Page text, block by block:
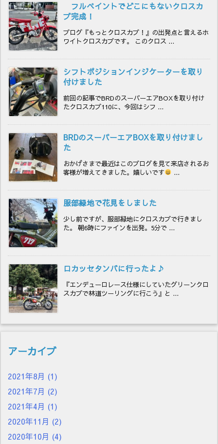
フルペイントでどこにもないクロスカ
ブ完成！
ブログ『もっとクロスカブ！』の出発点と言えるホ
ワイトクロスカブです。 このクロス ...
シフトポジションインジケーターを取り
付けました
前回の記事でBRDのスーパーエアBOXを取り付け
たクロスカブ110に、今回はシフ ...
BRDのスーパーエアBOXを取り付けまし
た
おかげさまで最近はこのブログを見て来店されるお
客様が増えてきました。嬉しいです
...
服部緑地で花見をしました
少し前ですが、服部緑地にクロスカブで行きまし
た。 朝6時にファインを出発。5分で ...
ロカッセタンバに行ったよ♪
『エンデューロレース仕様にしていたグリーンクロ
スカブで林道ツーリングに行こう』と ...
アーカイブ
2021年8月 (1)
2021年7月 (2)
2021年4月 (1)
2020年11月 (2)
2020年10月 (4)